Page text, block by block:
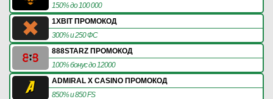
150% до 100 000
1XBIT ПРОМОКОД
300% и 250 ФС
888STARZ ПРОМОКОД
100% бонус до 12000
ADMIRAL X CASINO ПРОМОКОД
850% и 850 FS